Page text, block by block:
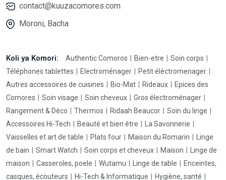
contact@kuuzacomores.com
Moroni, Bacha
Koli ya Komori: Authentic Comoros Bien-etre
Soin corps
Téléphones tablettes
Electroménager
Petit éléctromenager
Autres accessoires de cuisines
Bio-Mat Rideaux
Epices des
Comores
Soin visage Soin cheveux
Gros électroménager
Rangement & Déco
Thermos Ridaah Beaucor
Soin du linge
Accessoires Hi-Tech
Beauté et bien être
La Savonnerie
Vaisselles et art de table
Plats four Maison du Romarin
Linge
de bain
Smart Watch Soin corps et cheveux Maison
Linge de
maison
Casseroles, poele Wutamu Linge de table
Enceintes,
casques, écouteurs
Hi-Tech & Informatique Hygiène, santé